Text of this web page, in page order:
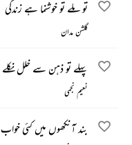
تو ملے تو خوشنما ہے زندگی
گلشن مدان
پہلے تو ذہن سے خلل نکلے
نعیم نجمی
بند آنکھوں میں کئی